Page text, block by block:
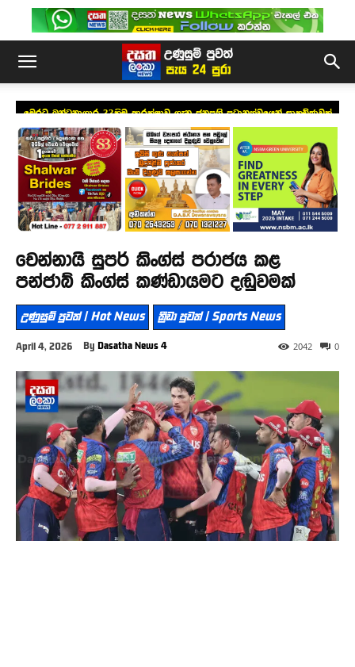
මෙරට බන්ධනාගාර 33හිම ආරක්ෂාව ගැන ජනපති ප්‍රධානත්වයෙන් සාකච්ඡාවක්
චෙන්නායි සුපර් කිංග්ස් පරාජය කළ
පන්ජාබ් කිංග්ස් කණ්ඩායමට දඬුවමක්
උණුසුම් පුවත් | Hot News ක්‍රීඩා පුවත් | Sports News
April 4, 2026 By Dasatha News 4 0
2042